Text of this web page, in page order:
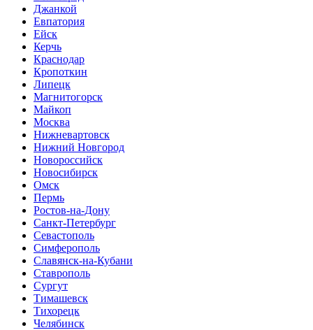
Джанкой
Евпатория
Ейск
Керчь
Краснодар
Кропоткин
Липецк
Магнитогорск
Майкоп
Москва
Нижневартовск
Нижний Новгород
Новороссийск
Новосибирск
Омск
Пермь
Ростов-на-Дону
Санкт-Петербург
Севастополь
Симферополь
Славянск-на-Кубани
Ставрополь
Сургут
Тимашевск
Тихорецк
Челябинск